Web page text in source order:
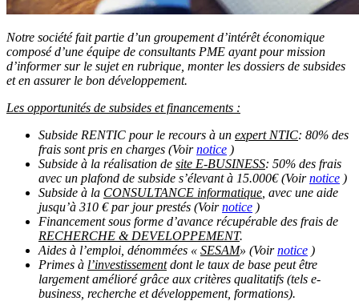
Notre société fait partie d’un groupement d’intérêt économique
composé d’une équipe de consultants PME ayant pour mission
d’informer sur le sujet en rubrique, monter les dossiers de subsides
et en assurer le bon développement.
Les opportunités de subsides et financements :
Subside RENTIC pour le recours à un expert NTIC: 80% des
frais sont pris en charges (Voirnotice )
Subside à la réalisation de site E-BUSINESS: 50% des frais
avec un plafond de subside s’élevant à 15.000€ (Voirnotice )
Subside à la CONSULTANCE informatique , avec une aide
jusqu’à 310 € par jour prestés (Voirnotice )
Financement sous forme d’avance récupérable des frais de
RECHERCHE & DEVELOPPEMENT.
Aides à l’emploi, dénommées « SESAM» (Voirnotice )
Primes à l’investissementdont le taux de base peut être
largement amélioré grâce aux critères qualitatifs (tels e-
business, recherche et développement, formations).